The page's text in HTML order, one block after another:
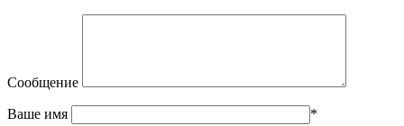
Сообщение
Ваше имя *